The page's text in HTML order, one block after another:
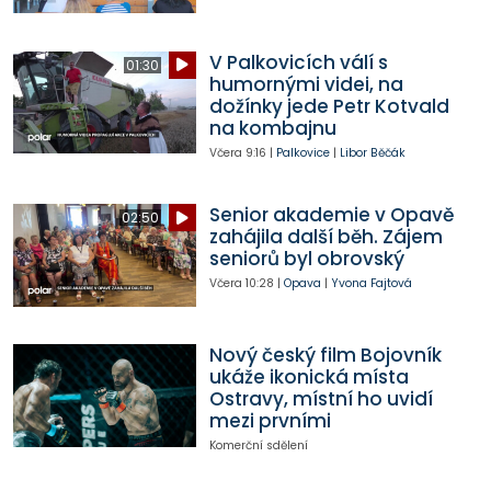
01:30
V Palkovicích válí s
humornými videi, na
dožínky jede Petr Kotvald
na kombajnu
Včera 9:16 | Palkovice| Libor Běčák
02:50
Senior akademie v Opavě
zahájila další běh. Zájem
seniorů byl obrovský
Včera 10:28 | Opava | Yvona Fajtová
Nový český film Bojovník
ukáže ikonická místa
Ostravy, místní ho uvidí
mezi prvními
Komerční sdělení